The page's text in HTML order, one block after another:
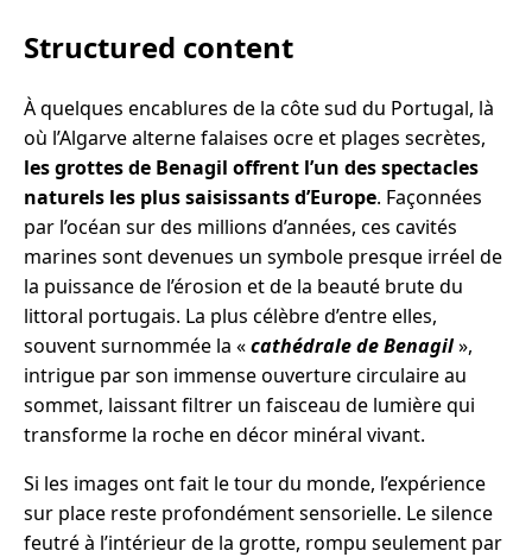
Structured content
À quelques encablures de la côte sud du Portugal, là
où l’Algarve alterne falaises ocre et plages secrètes,
les grottes de Benagil offrent l’un des spectacles
naturels les plus saisissants d’Europe. Façonnées
par l’océan sur des millions d’années, ces cavités
marines sont devenues un symbole presque irréel de
la puissance de l’érosion et de la beauté brute du
littoral portugais. La plus célèbre d’entre elles,
souvent surnommée la «cathédrale de Benagil»,
intrigue par son immense ouverture circulaire au
sommet, laissant filtrer un faisceau de lumière qui
transforme la roche en décor minéral vivant.
Si les images ont fait le tour du monde, l’expérience
sur place reste profondément sensorielle. Le silence
feutré à l’intérieur de la grotte, rompu seulement par